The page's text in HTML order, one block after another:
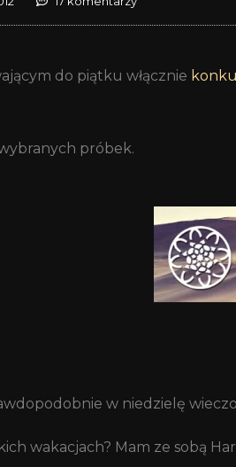
do piątku włącznie
próbek.
w niedzielę
wakacjach? Mam ze sobą